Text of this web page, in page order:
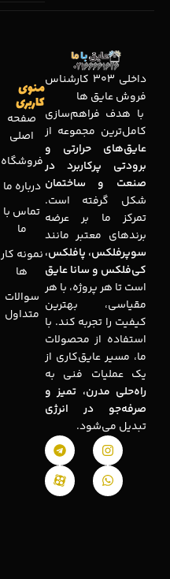
داخلی 303 کارشناس
فروش عایق ها
با هدف فراهم‌سازی
کامل‌ترین مجموعه‌ از
عایق‌های حرارتی و
برودتی پرکاربرد در
صنعت و ساختمان
شکل گرفته است.
تمرکز ما بر عرضه
برندهای معتبر مانند
سوپرفلکس، پافلکس،
کی‌فلکس و سانا عایق
است تا هر پروژه، با هر
مقیاسی، بهترین
کیفیت را تجربه کند. با
استفاده از محصولات
ما، مسیر عایق‌کاری از
یک عملیات فنی به
راه‌حلی مدرن، تمیز و
صرفه‌جو در انرژی
تبدیل می‌شود.
منوی
کاربری
صفحه
اصلی
فروشگاه
درباره ما
تماس با
ما
نمونه کار
ها
سوالات
متداول